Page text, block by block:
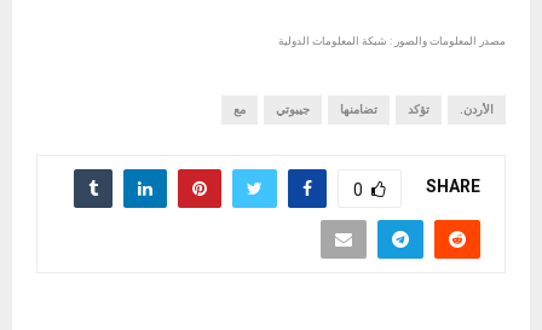
مصدر المعلومات والصور : شبكة المعلومات الدولية
الأردن. تؤكد تضامنها جيبوتي مع
SHARE
0